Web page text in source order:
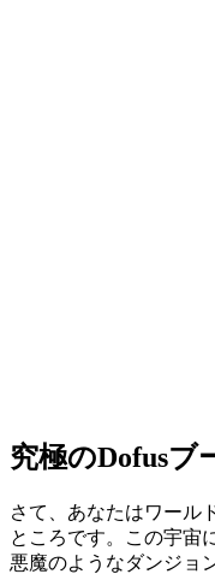
究極のDofusブ
さて、あなたはワール
ところです。この宇宙
悪魔のようなダンジョ